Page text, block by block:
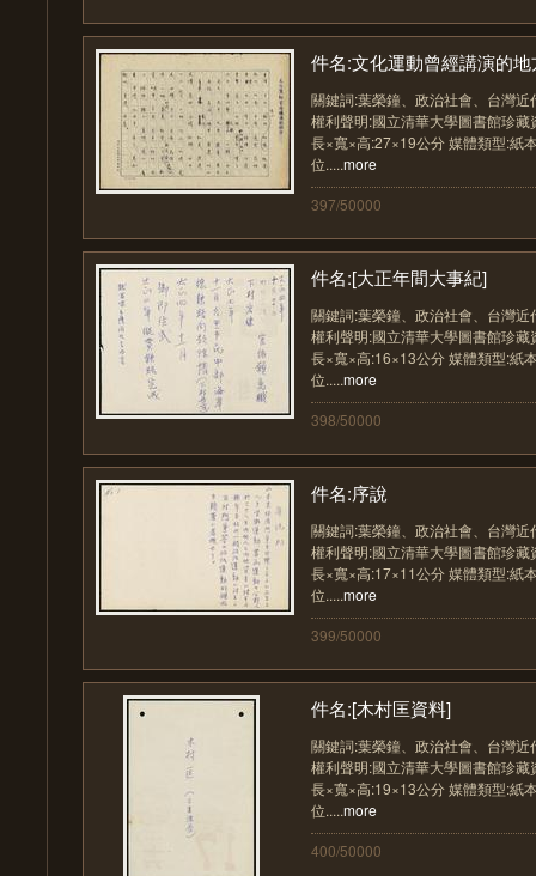
件名:文化運動曾經講演的地
關鍵詞:葉榮鐘、政治社會、台灣
權利聲明:國立清華大學圖書館珍
長×寬×高:27×19公分 媒體類型:紙
位.....more
397/50000
件名:[大正年間大事紀]
關鍵詞:葉榮鐘、政治社會、台灣
權利聲明:國立清華大學圖書館珍
長×寬×高:16×13公分 媒體類型:紙
位.....more
398/50000
件名:序說
關鍵詞:葉榮鐘、政治社會、台灣
權利聲明:國立清華大學圖書館珍
長×寬×高:17×11公分 媒體類型:紙
位.....more
399/50000
件名:[木村匡資料]
關鍵詞:葉榮鐘、政治社會、台灣
權利聲明:國立清華大學圖書館珍
長×寬×高:19×13公分 媒體類型:紙
位.....more
400/50000